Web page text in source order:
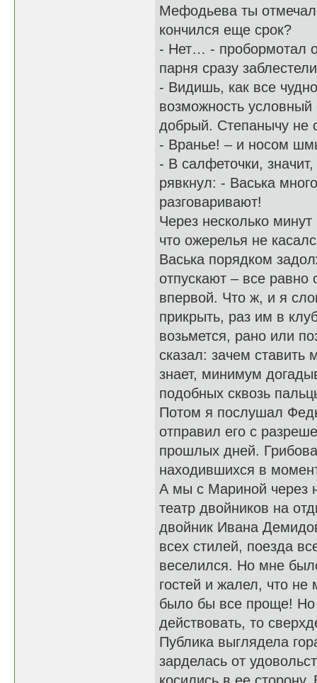
Мефодьева ты
кончился еще срок?
- Нет… - пробормотал
парня сразу
- Видишь, как все
возможность
добрый. Степанычу не
- Вранье! – и носом
- В салфеточки,
рявкнул: - Васька
разговаривают!
Через несколько
что ожерелья не
Васька порядком
отпускают – все равно
впервой. Что ж, и я
прикрыть, раз им в
возьмется, рано или
сказал: зачем
знает, минимум
подобных сквозь
Потом я послушал
отправил его с
прошлых дней. Грибова
находившихся в
А мы с Мариной через
театр двойников на
двойник Ивана
всех стилей, поезда
веселился. Но мне
гостей и жалел, что не
было бы все проще! Но
действовать, то
Публика выглядела
зарделась от